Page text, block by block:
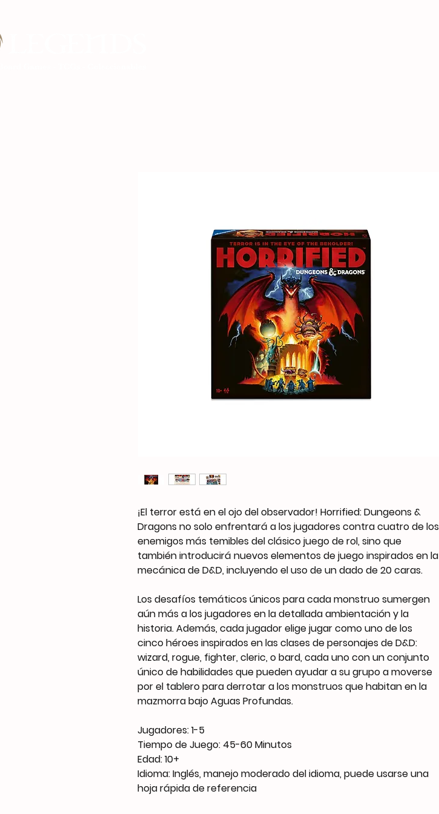
¡El terror está en el ojo del observador! Horrified: Dungeons &
Dragons no solo enfrentará a los jugadores contra cuatro de los
enemigos más temibles del clásico juego de rol, sino que
también introducirá nuevos elementos de juego inspirados en la
mecánica de D&D, incluyendo el uso de un dado de 20 caras.
Los desafíos temáticos únicos para cada monstruo sumergen
aún más a los jugadores en la detallada ambientación y la
historia. Además, cada jugador elige jugar como uno de los
cinco héroes inspirados en las clases de personajes de D&D:
wizard, rogue, fighter, cleric, o bard, cada uno con un conjunto
único de habilidades que pueden ayudar a su grupo a moverse
por el tablero para derrotar a los monstruos que habitan en la
mazmorra bajo Aguas Profundas.
Jugadores: 1-5
Tiempo de Juego: 45-60 Minutos
Edad: 10+
Idioma: Inglés, manejo moderado del idioma, puede usarse una
hoja rápida de referencia